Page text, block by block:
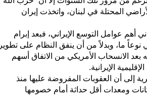
المحتلة في لبنان، واتخذت إيران
أهم عوامل التوسع الإيراني، فبعد إبرام
الاقتصاد الإيراني نوعاً ما، وبدلاً من أن ينفق النظام على تطوير
بعد الانسحاب الأمريكي من الاتفاق أسهم
الإيرانية.
إلى أن العقوبات المفروضة عليها منذ
ومعدات أقل حداثة أمام خصومها